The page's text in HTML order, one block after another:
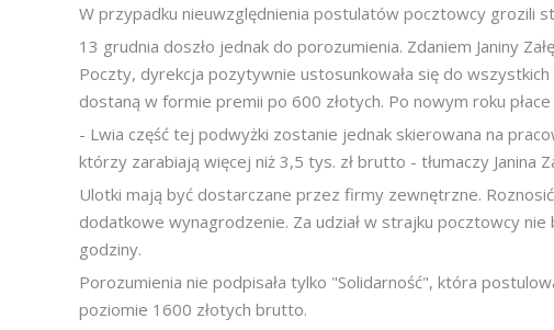
W przypadku nieuwzględnienia postulatów pocztowcy grozili
13 grudnia doszło jednak do porozumienia. Zdaniem Janiny
Poczty, dyrekcja pozytywnie ustosunkowała się do
dostaną w formie premii po 600 złotych. Po nowym roku
- Lwia część tej podwyżki zostanie jednak skierowana na
którzy zarabiają więcej niż 3,5 tys. zł brutto - tłumaczy Janina
Ulotki mają być dostarczane przez firmy zewnętrzne.
dodatkowe wynagrodzenie. Za udział w strajku pocztowcy nie
godziny.
Porozumienia nie podpisała tylko "Solidarność", która
poziomie 1600 złotych brutto.